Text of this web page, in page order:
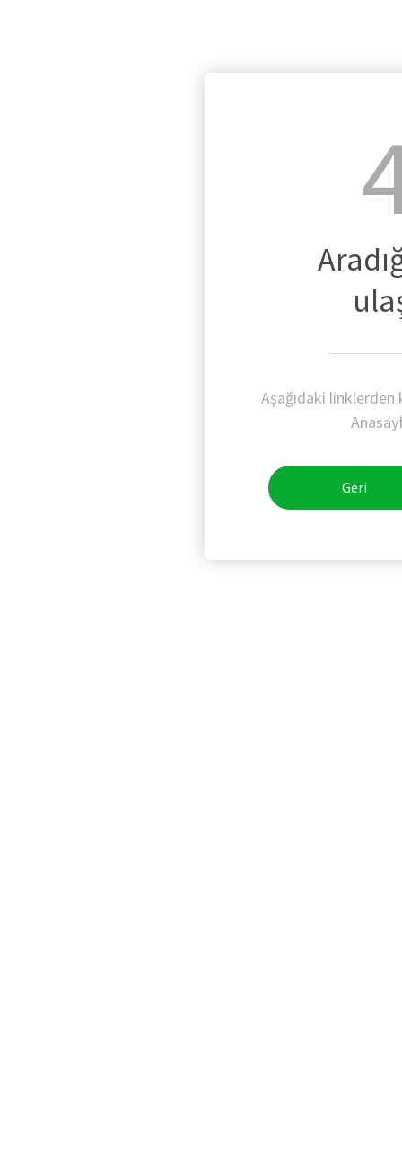
Aşağıdaki linklerden
Geri